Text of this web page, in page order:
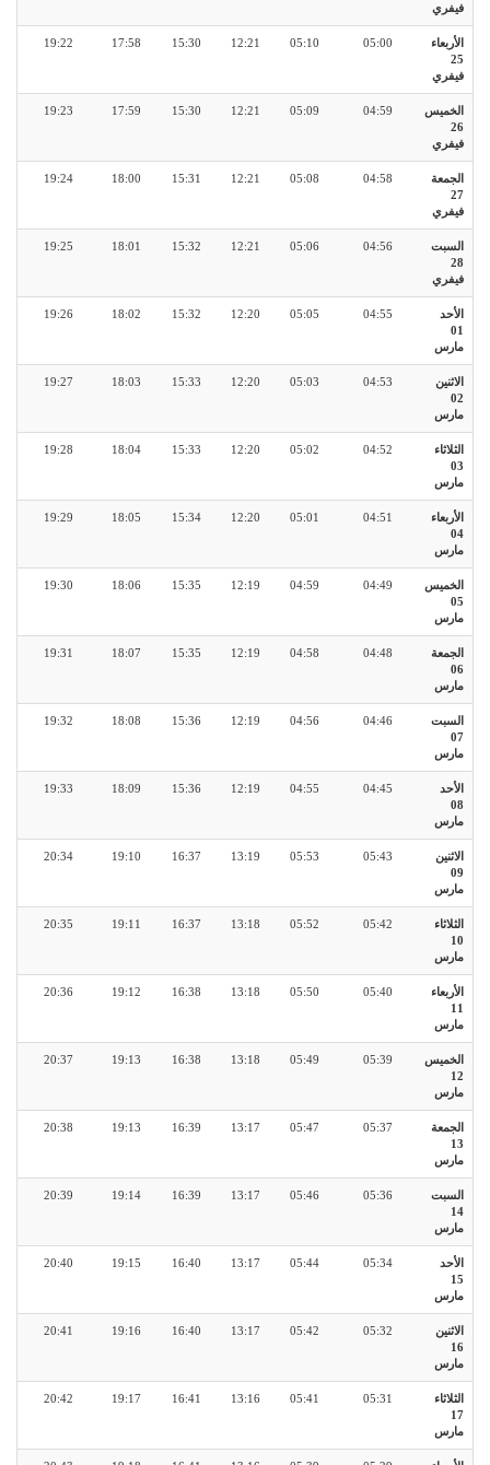
فيفري
الأربعاء
25
فيفري
05:00
05:10
12:21
15:30
17:58
19:22
الخميس
26
فيفري
04:59
05:09
12:21
15:30
17:59
19:23
الجمعة
27
فيفري
04:58
05:08
12:21
15:31
18:00
19:24
السبت
28
فيفري
04:56
05:06
12:21
15:32
18:01
19:25
الأحد
01
مارس
04:55
05:05
12:20
15:32
18:02
19:26
الاثنين
02
مارس
04:53
05:03
12:20
15:33
18:03
19:27
الثلاثاء
03
مارس
04:52
05:02
12:20
15:33
18:04
19:28
الأربعاء
04
مارس
04:51
05:01
12:20
15:34
18:05
19:29
الخميس
05
مارس
04:49
04:59
12:19
15:35
18:06
19:30
الجمعة
06
مارس
04:48
04:58
12:19
15:35
18:07
19:31
السبت
07
مارس
04:46
04:56
12:19
15:36
18:08
19:32
الأحد
08
مارس
04:45
04:55
12:19
15:36
18:09
19:33
الاثنين
09
مارس
05:43
05:53
13:19
16:37
19:10
20:34
الثلاثاء
10
مارس
05:42
05:52
13:18
16:37
19:11
20:35
الأربعاء
11
مارس
05:40
05:50
13:18
16:38
19:12
20:36
الخميس
12
مارس
05:39
05:49
13:18
16:38
19:13
20:37
الجمعة
13
مارس
05:37
05:47
13:17
16:39
19:13
20:38
السبت
14
مارس
05:36
05:46
13:17
16:39
19:14
20:39
الأحد
15
مارس
05:34
05:44
13:17
16:40
19:15
20:40
الاثنين
16
مارس
05:32
05:42
13:17
16:40
19:16
20:41
الثلاثاء
17
مارس
05:31
05:41
13:16
16:41
19:17
20:42